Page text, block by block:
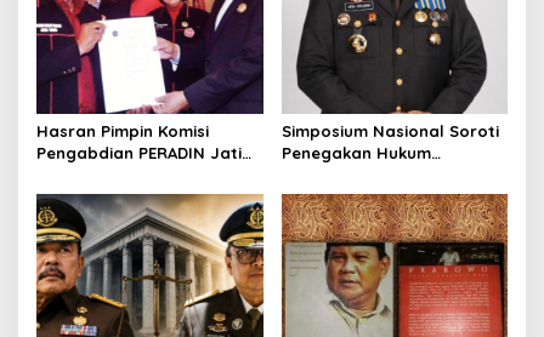
t
o
n
Hasran Pimpin Komisi
Pengabdian PERADIN Jatim,
Perluas Akses Bantuan
Hukum
Simposium Nasional Soroti
Penegakan Hukum
Pol Muhammad Irhamni:
Jadi Referensi Memperkuat
Strategi Penindakan